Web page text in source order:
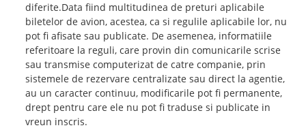
diferite.Data fiind multitudinea de preturi aplicabile
biletelor de avion, acestea, ca si regulile aplicabile lor, nu
pot fi afisate sau publicate. De asemenea, informatiile
referitoare la reguli, care provin din comunicarile scrise
sau transmise computerizat de catre companie, prin
sistemele de rezervare centralizate sau direct la agentie,
au un caracter continuu, modificarile pot fi permanente,
drept pentru care ele nu pot fi traduse si publicate in
vreun inscris.